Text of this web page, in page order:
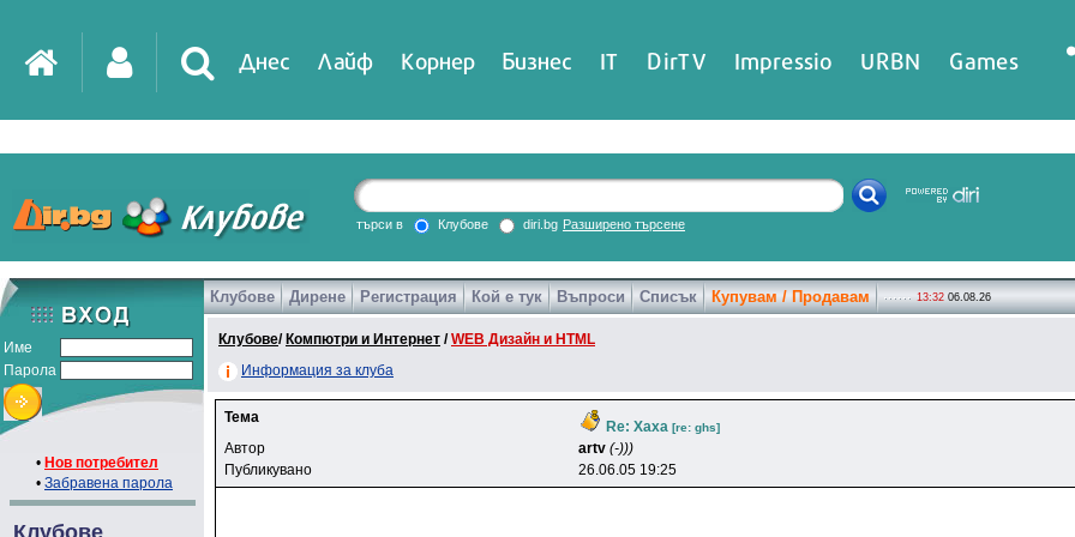
Днес Лайф Корнер Бизнес IT DirTV Impressio URBN Games
търси в Клубове diri.bg Разширено търсене
Име
Парола
• Нов потребител
• Забравена парола
Клубове
Клубове Дирене Регистрация Кой е тук Въпроси Списък Купувам / Продавам 13:32 06.08.26
Клубове/ Компютри и Интернет /WEB Дизайн и HTML
Информация за клуба
Тема
Re: Хаха [re: ghs]
Автор artv (-)))
Публикувано
26.06.05 19:25